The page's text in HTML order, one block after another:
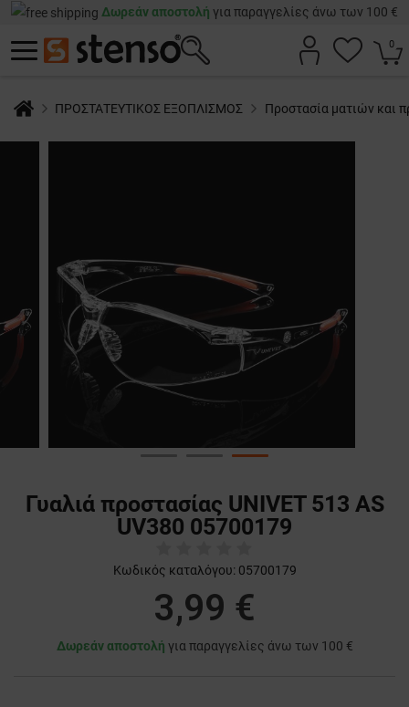
Δωρεάν αποστολή για παραγγελίες άνω των 100 €
0
ΠΡΟΣΤΑΤΕΥΤΙΚΟΣ ΕΞΟΠΛΙΣΜΟΣ Προστασία ματιών και
Γυαλιά προστασίας UNIVET 513 AS
UV380 05700179
Κωδικός καταλόγου: 05700179
3,99 €
Δωρεάν αποστολή για παραγγελίες άνω των 100 €